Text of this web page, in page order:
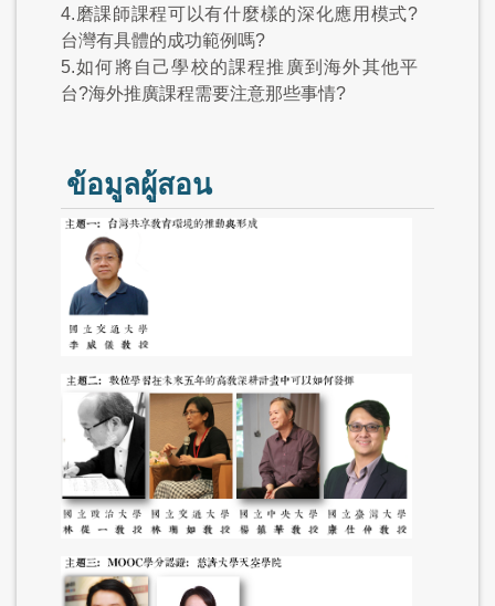
4.磨課師課程可以有什麼樣的深化應用模式?
台灣有具體的成功範例嗎?
5.如何將自己學校的課程推廣到海外其他平
台?海外推廣課程需要注意那些事情?
ข้อมูลผู้สอน